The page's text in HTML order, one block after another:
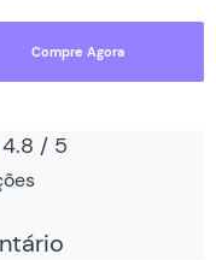
Compre Agora
4.8 / 5